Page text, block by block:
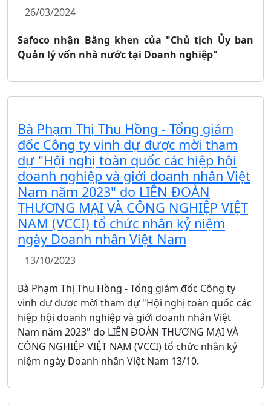
26/03/2024
Safoco nhận Bằng khen của "Chủ tịch Ủy ban
Quản lý vốn nhà nước tại Doanh nghiệp"
Bà Phạm Thị Thu Hồng - Tổng giám
đốc Công ty vinh dự được mời tham
dự "Hội nghị toàn quốc các hiệp hội
doanh nghiệp và giới doanh nhân Việt
Nam năm 2023" do LIÊN ĐOÀN
THƯƠNG MẠI VÀ CÔNG NGHIỆP VIỆT
NAM (VCCI) tổ chức nhân kỷ niệm
ngày Doanh nhân Việt Nam
13/10/2023
Bà Phạm Thị Thu Hồng - Tổng giám đốc Công ty
vinh dự được mời tham dự "Hội nghị toàn quốc các
hiệp hội doanh nghiệp và giới doanh nhân Việt
Nam năm 2023" do LIÊN ĐOÀN THƯƠNG MẠI VÀ
CÔNG NGHIỆP VIỆT NAM (VCCI) tổ chức nhân kỷ
niệm ngày Doanh nhân Việt Nam 13/10.